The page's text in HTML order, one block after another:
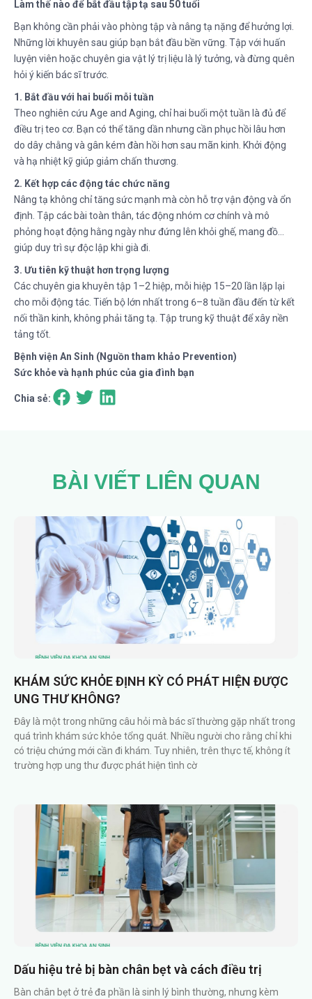
Làm thế nào để bắt đầu tập tạ sau 50 tuổi
Bạn không cần phải vào phòng tập và nâng tạ nặng để hưởng lợi.
Những lời khuyên sau giúp bạn bắt đầu bền vững. Tập với huấn
luyện viên hoặc chuyên gia vật lý trị liệu là lý tưởng, và đừng quên
hỏi ý kiến bác sĩ trước.
1. Bắt đầu với hai buổi mỗi tuần
Theo nghiên cứu Age and Aging, chỉ hai buổi một tuần là đủ để
điều trị teo cơ. Bạn có thể tăng dần nhưng cần phục hồi lâu hơn
do dây chằng và gân kém đàn hồi hơn sau mãn kinh. Khởi động
và hạ nhiệt kỹ giúp giảm chấn thương.
2. Kết hợp các động tác chức năng
Nâng tạ không chỉ tăng sức mạnh mà còn hỗ trợ vận động và ổn
định. Tập các bài toàn thân, tác động nhóm cơ chính và mô
phỏng hoạt động hằng ngày như đứng lên khỏi ghế, mang đồ…
giúp duy trì sự độc lập khi già đi.
3. Ưu tiên kỹ thuật hơn trọng lượng
Các chuyên gia khuyên tập 1–2 hiệp, mỗi hiệp 15–20 lần lặp lại
cho mỗi động tác. Tiến bộ lớn nhất trong 6–8 tuần đầu đến từ kết
nối thần kinh, không phải tăng tạ. Tập trung kỹ thuật để xây nền
tảng tốt.
Bệnh viện An Sinh (Nguồn tham khảo Prevention)
Sức khỏe và hạnh phúc của gia đình bạn
Chia sẻ:
BÀI VIẾT LIÊN QUAN
KHÁM SỨC KHỎE ĐỊNH KỲ CÓ PHÁT HIỆN ĐƯỢC
UNG THƯ KHÔNG?
Đây là một trong những câu hỏi mà bác sĩ thường gặp nhất trong
quá trình khám sức khỏe tổng quát. Nhiều người cho rằng chỉ khi
có triệu chứng mới cần đi khám. Tuy nhiên, trên thực tế, không ít
trường hợp ung thư được phát hiện tình cờ
Dấu hiệu trẻ bị bàn chân bẹt và cách điều trị
Bàn chân bẹt ở trẻ đa phần là sinh lý bình thường, nhưng kèm